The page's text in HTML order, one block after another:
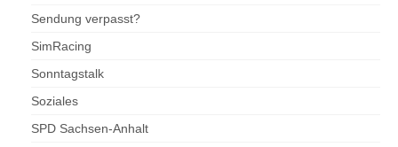
Sendung verpasst?
SimRacing
Sonntagstalk
Soziales
SPD Sachsen-Anhalt